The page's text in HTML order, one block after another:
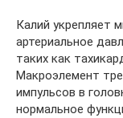
Калий укрепляет
артериальное
таких как
Макроэлемент
импульсов в
нормальное